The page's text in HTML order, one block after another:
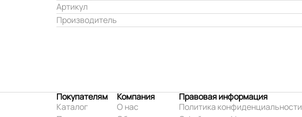
Артикул
Производитель
Покупателям
Каталог
Компания
О нас
Правовая информация
Политика конфиденциальности